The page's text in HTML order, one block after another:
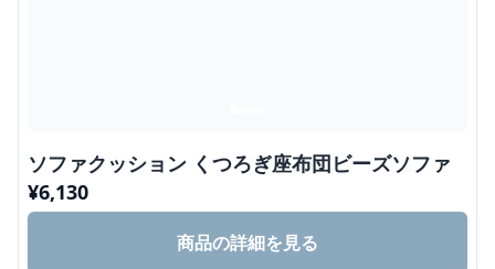
ソファクッション くつろぎ座布団ビーズソファ
¥6,130
商品の詳細を見る